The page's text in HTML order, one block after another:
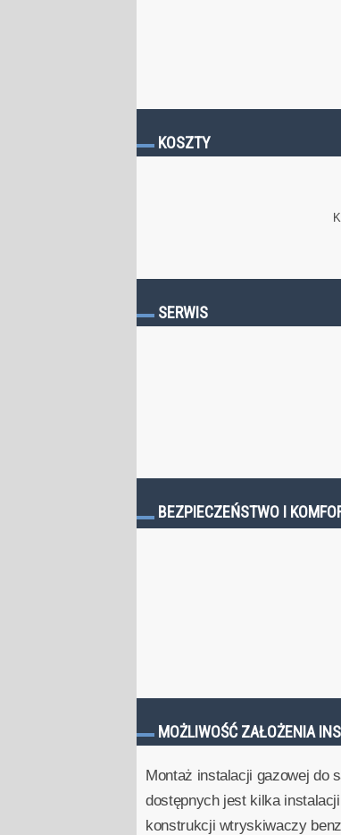
KOSZTY
SERWIS
BEZPIECZEŃSTWO I
MOŻLIWOŚĆ ZAŁOŻENIA
Montaż instalacji gazowej do
dostępnych jest kilka
konstrukcji wtryskiwaczy